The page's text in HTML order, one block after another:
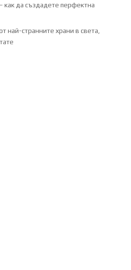
как да създадете перфектна
най-странните храни в света,